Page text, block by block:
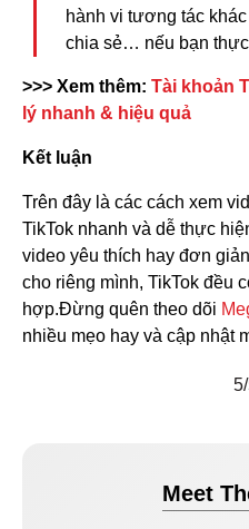
hành vi tương tác
chia sẻ… nếu bạn
>>> Xem thêm: Tài khoản
lý nhanh & hiệu quả
Kết luận
Trên đây là các cách xem
TikTok nhanh và dễ thực
video yêu thích hay đơn
cho riêng mình, TikTok đều
hợp.Đừng quên theo dõi
nhiều mẹo hay và cập nhật
Meet